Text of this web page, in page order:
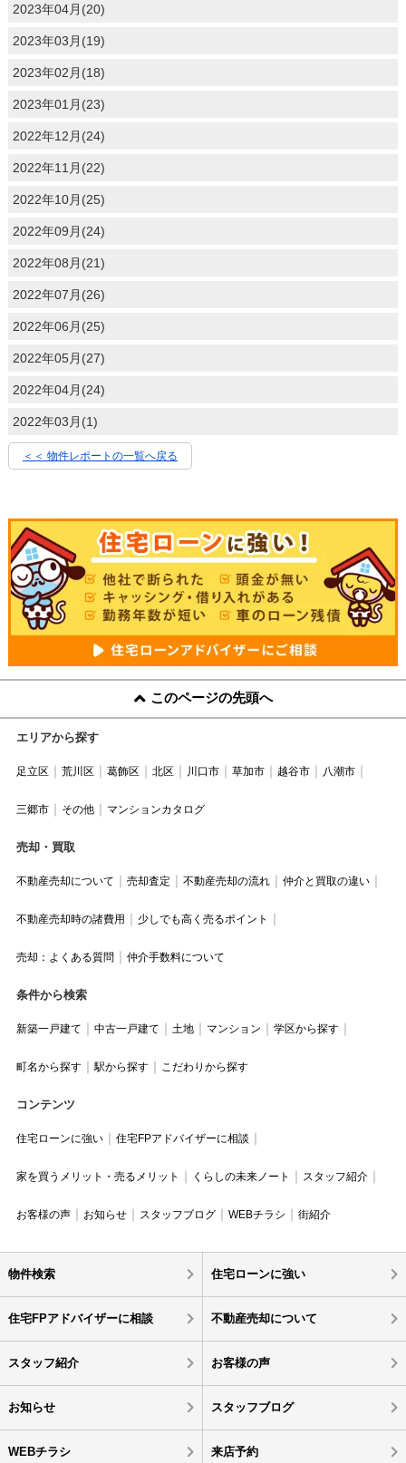
2023年04月(20)
2023年03月(19)
2023年02月(18)
2023年01月(23)
2022年12月(24)
2022年11月(22)
2022年10月(25)
2022年09月(24)
2022年08月(21)
2022年07月(26)
2022年06月(25)
2022年05月(27)
2022年04月(24)
2022年03月(1)
＜＜ 物件レポートの一覧へ戻る
このページの先頭へ
エリアから探す
足立区 荒川区 葛飾区 北区 川口市 草加市 越谷市 八潮市
三郷市 その他 マンションカタログ
売却・買取
不動産売却について 売却査定 不動産売却の流れ 仲介と買取の違い
不動産売却時の諸費用 少しでも高く売るポイント
売却：よくある質問 仲介手数料について
条件から検索
新築一戸建て 中古一戸建て 土地 マンション 学区から探す
町名から探す 駅から探す こだわりから探す
コンテンツ
住宅ローンに強い 住宅FPアドバイザーに相談
家を買うメリット・売るメリット くらしの未来ノート スタッフ紹介
お客様の声 お知らせ スタッフブログ WEBチラシ 街紹介
物件検索 住宅ローンに強い
住宅FPアドバイザーに相談 不動産売却について
スタッフ紹介 お客様の声
お知らせ スタッフブログ
WEBチラシ 来店予約